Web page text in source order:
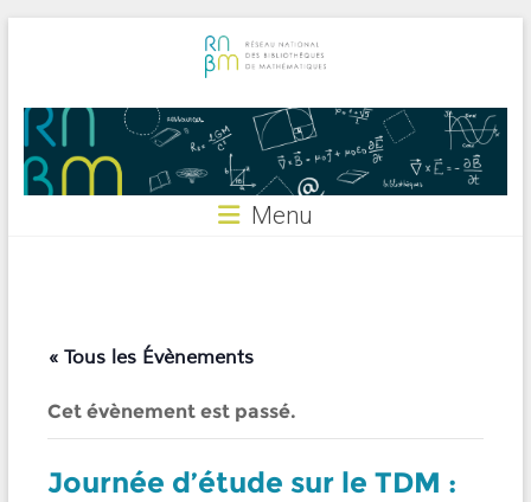
RNBM
Menu
« Tous les Évènements
Cet évènement est passé.
Journée d’étude sur le TDM :